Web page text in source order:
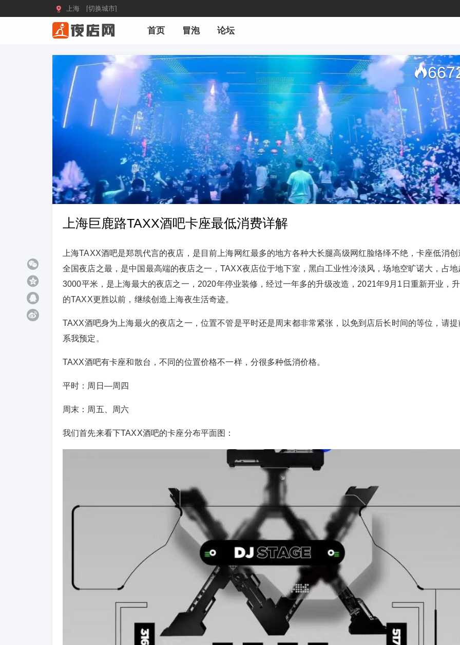
 上海 [切换城市]
首页 冒泡 论坛
上海巨鹿路TAXX酒吧卡座最低消费详解
上海TAXX酒吧是郑凯代言的夜店，是目前上海网红最多的地方各种大长腿高级网红脸络绎不绝，卡座低消创
全国夜店之最，是中国最高端的夜店之一，TAXX夜店位于地下室，黑白工业性冷淡风，场地空旷诺大，占地
3000平米，是上海最大的夜店之一，2020年停业装修，经过一年多的升级改造，2021年9月1日重新开业，
的TAXX更胜以前，继续创造上海夜生活奇迹。
TAXX酒吧身为上海最火的夜店之一，位置不管是平时还是周末都非常紧张，以免到店后长时间的等位，请提
系我预定。
TAXX酒吧有卡座和散台，不同的位置价格不一样，分很多种低消价格。
平时：周日—周四
周末：周五、周六
我们首先来看下TAXX酒吧的卡座分布平面图：